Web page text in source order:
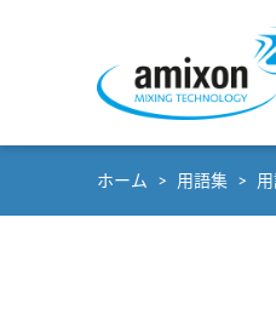
You are here:
ホーム 用語集